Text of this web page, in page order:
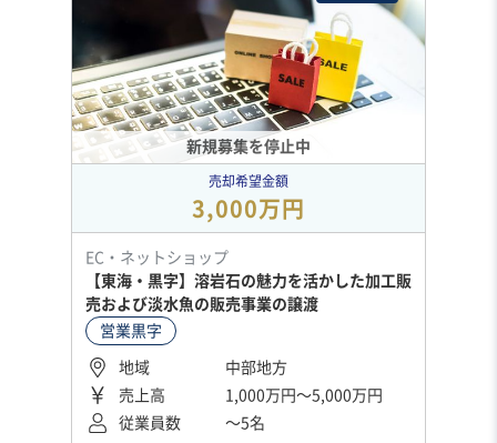
新規募集を停止中
売却希望金額
3,000万円
EC・ネットショップ
【東海・黒字】溶岩石の魅力を活かした加工販
売および淡水魚の販売事業の譲渡
営業黒字
地域
中部地方
売上高
1,000万円〜5,000万円
従業員数
〜5名